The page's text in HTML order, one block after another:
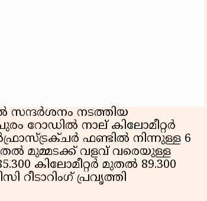
സന്ദർശനം നടത്തിയ
റോഡിൽ നാല് കിലോമീറ്റർ
ഫണ്ടിൽ നിന്നുള്ള 6
മുമ്മടക്ക് വളവ് വരെയുള്ള
കിലോമീറ്റർ മുതൽ 89.300
റീടാറിംഗ് പ്രവൃത്തി